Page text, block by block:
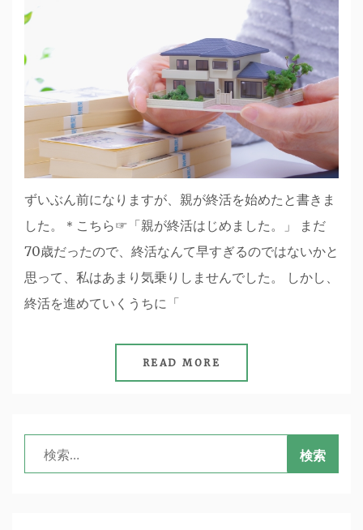
ずいぶん前になりますが、親が終活を始めたと書きま
した。＊こちら☞「親が終活はじめました。」 まだ
70歳だったので、終活なんて早すぎるのではないかと
思って、私はあまり気乗りしませんでした。 しかし、
終活を進めていくうちに「
READ MORE
索: